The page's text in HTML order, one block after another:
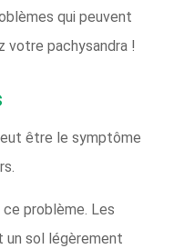
qui peuvent
votre pachysandra !
être le symptôme
problème. Les
un sol légèrement